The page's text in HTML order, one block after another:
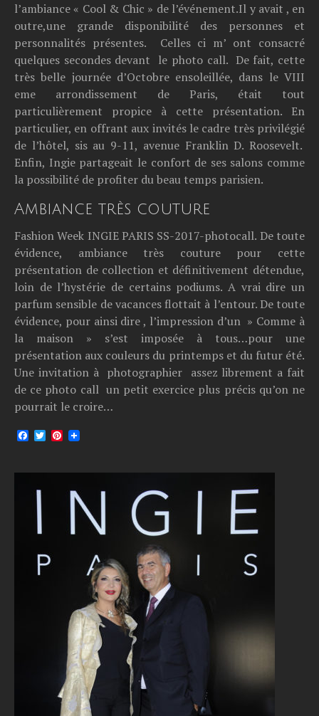
l’ambiance « Cool & Chic » de l’événement.Il y avait , en
outre,une grande disponibilité des personnes et
personnalités présentes. Celles ci m’ ont consacré
quelques secondes devant le photo call. De fait, cette
très belle journée d’Octobre ensoleillée, dans le VIII
eme arrondissement de Paris, était tout
particulièrement propice à cette présentation. En
particulier, en offrant aux invités le cadre très privilégié
de l’hôtel, sis au 9-11, avenue Franklin D. Roosevelt.
Enfin, Ingie partageait le confort de ses salons comme
la possibilité de profiter du beau temps parisien.
Ambiance très couture
Fashion Week INGIE PARIS SS-2017-photocall. De toute
évidence, ambiance très couture pour cette
présentation de collection et définitivement détendue,
loin de l’hystérie de certains podiums. A vrai dire un
parfum sensible de vacances flottait à l’entour. De toute
évidence, pour ainsi dire , l’impression d’un » Comme à
la maison » s’est imposée à tous…pour une
présentation aux couleurs du printemps et du futur été.
Une invitation à photographier assez librement a fait
de ce photo call un petit exercice plus précis qu’on ne
pourrait le croire…
Facebook
TwitterPinterest